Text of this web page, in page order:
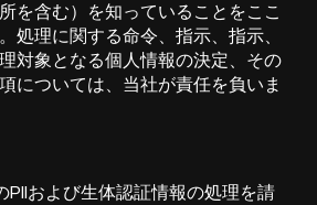
を含む）を知っていることをここ
処理に関する命令、指示、指示、
対象となる個人情報の決定、その
については、当社が責任を負いま
PIIおよび生体認証情報の処理を請